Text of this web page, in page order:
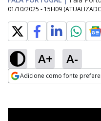
01/10/2025 - 15H09
A+ A-
Adicione como fonte